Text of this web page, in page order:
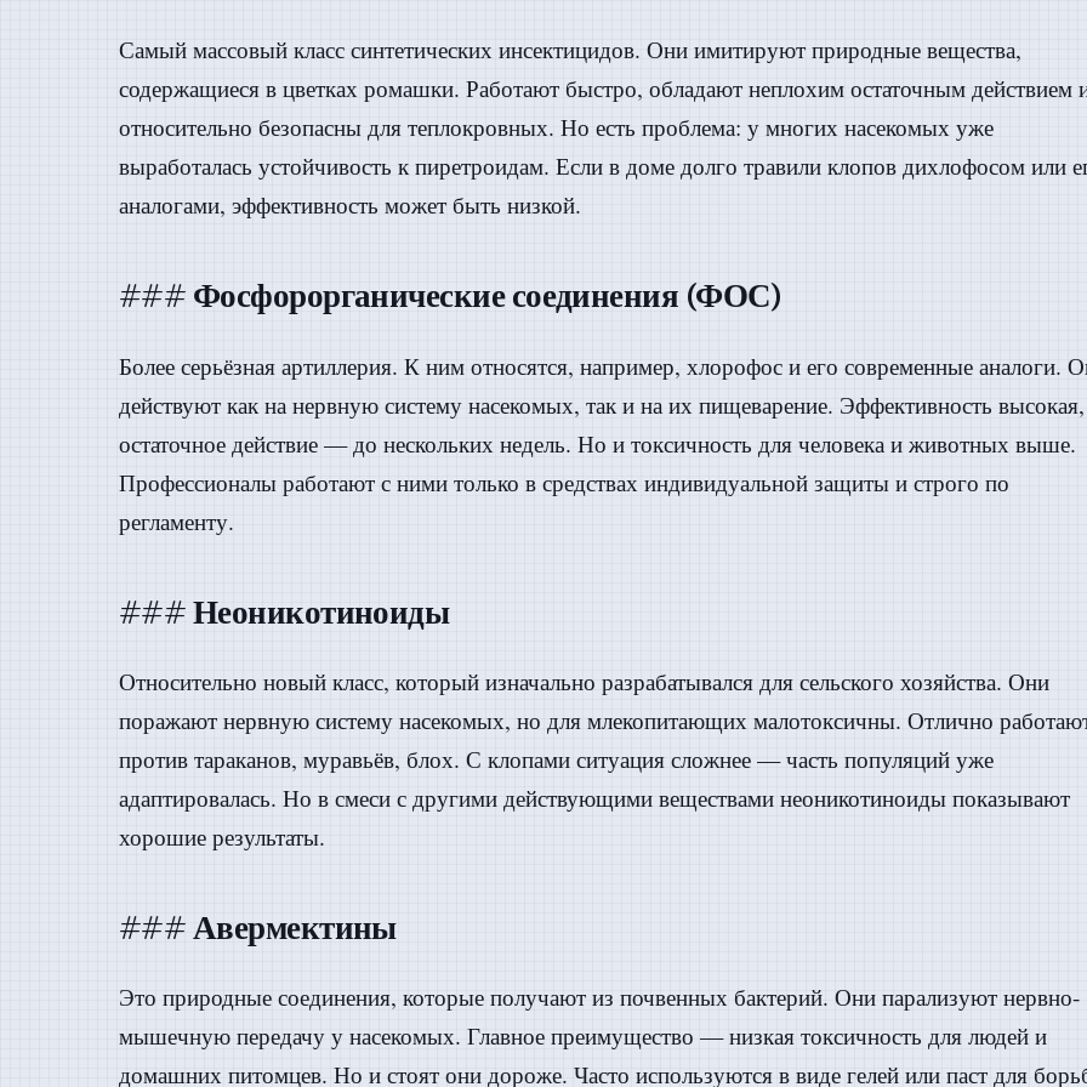
Самый массовый класс синтетических инсектицидов. Они имитируют природные вещества,
содержащиеся в цветках ромашки. Работают быстро, обладают неплохим остаточным действием
относительно безопасны для теплокровных. Но есть проблема: у многих насекомых уже
выработалась устойчивость к пиретроидам. Если в доме долго травили клопов дихлофосом или
аналогами, эффективность может быть низкой.
### Фосфорорганические соединения (ФОС)
Более серьёзная артиллерия. К ним относятся, например, хлорофос и его современные аналоги.
действуют как на нервную систему насекомых, так и на их пищеварение. Эффективность высокая,
остаточное действие — до нескольких недель. Но и токсичность для человека и животных выше.
Профессионалы работают с ними только в средствах индивидуальной защиты и строго по
регламенту.
### Неоникотиноиды
Относительно новый класс, который изначально разрабатывался для сельского хозяйства. Они
поражают нервную систему насекомых, но для млекопитающих малотоксичны. Отлично
против тараканов, муравьёв, блох. С клопами ситуация сложнее — часть популяций уже
адаптировалась. Но в смеси с другими действующими веществами неоникотиноиды показывают
хорошие результаты.
### Авермектины
Это природные соединения, которые получают из почвенных бактерий. Они парализуют нервно-
мышечную передачу у насекомых. Главное преимущество — низкая токсичность для людей и
домашних питомцев. Но и стоят они дороже. Часто используются в виде гелей или паст для